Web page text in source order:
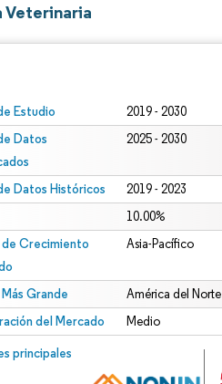
Veterinaria
Estudio 2019 - 2030
Datos
2025 - 2030
Datos Históricos 2019 - 2023
10.00%
Crecimiento
Asia-Pacífico
Grande América del Norte
del Mercado Medio
principales